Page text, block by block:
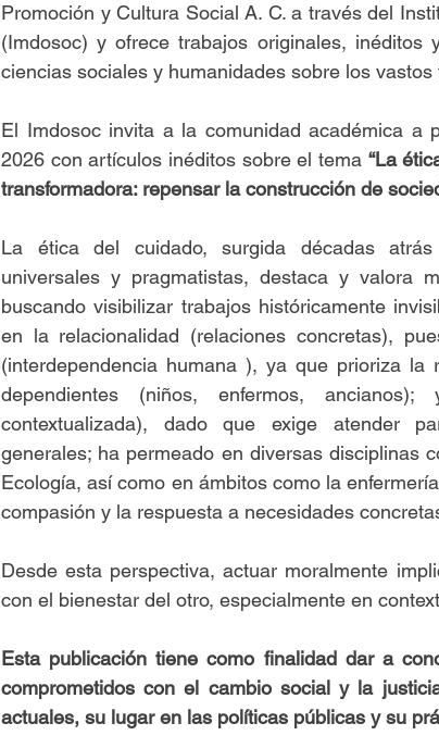
Promoción y Cultura Social A. C. a través del
(Imdosoc) y ofrece trabajos originales,
ciencias sociales y humanidades sobre los
El Imdosoc invita a la comunidad académica a
2026 con artículos inéditos sobre el tema “La
transformadora: repensar la construcción de
La ética del cuidado, surgida décadas
universales y pragmatistas, destaca y valora
buscando visibilizar trabajos históricamente
en la relacionalidad (relaciones concretas),
(interdependencia humana ), ya que prioriza la
dependientes (niños, enfermos,
contextualizada), dado que exige atender
generales; ha permeado en diversas disciplinas
Ecología, así como en ámbitos como la
compasión y la respuesta a necesidades
Desde esta perspectiva, actuar moralmente
con el bienestar del otro, especialmente en
Esta publicación tiene como finalidad dar a
comprometidos con el cambio social y la
actuales, su lugar en las políticas públicas y su